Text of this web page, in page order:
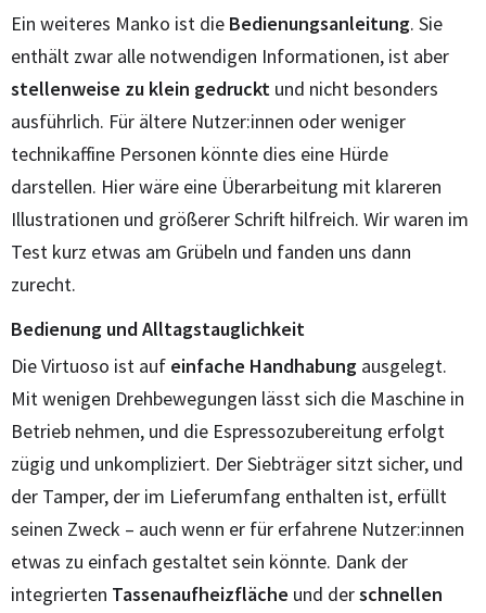
Ein weiteres Manko ist die Bedienungsanleitung. Sie
enthält zwar alle notwendigen Informationen, ist aber
stellenweise zu klein gedruckt und nicht besonders
ausführlich. Für ältere Nutzer:innen oder weniger
technikaffine Personen könnte dies eine Hürde
darstellen. Hier wäre eine Überarbeitung mit klareren
Illustrationen und größerer Schrift hilfreich. Wir waren im
Test kurz etwas am Grübeln und fanden uns dann
zurecht.
Bedienung und Alltagstauglichkeit
Die Virtuoso ist auf einfache Handhabung ausgelegt.
Mit wenigen Drehbewegungen lässt sich die Maschine in
Betrieb nehmen, und die Espressozubereitung erfolgt
zügig und unkompliziert. Der Siebträger sitzt sicher, und
der Tamper, der im Lieferumfang enthalten ist, erfüllt
seinen Zweck – auch wenn er für erfahrene Nutzer:innen
etwas zu einfach gestaltet sein könnte. Dank der
integrierten Tassenaufheizfläche und derschnellen